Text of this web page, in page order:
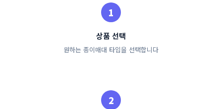
상품 선택
원하는 종이매대 타입을 선택합니다